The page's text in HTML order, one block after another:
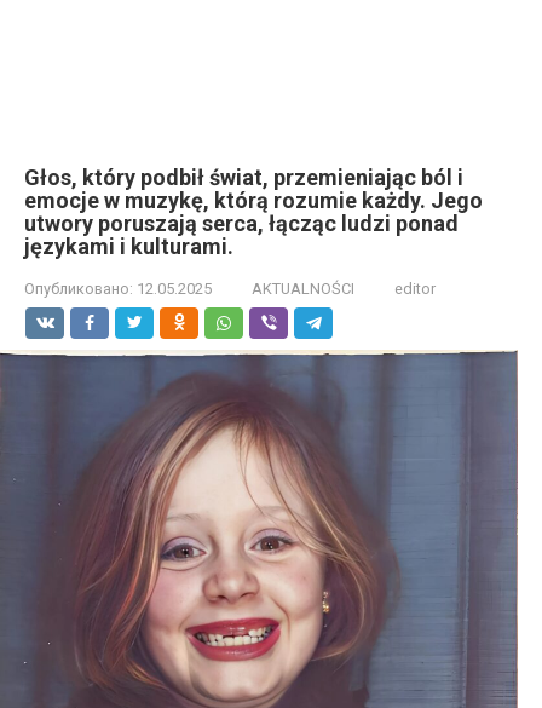
Głos, który podbił świat, przemieniając ból i
emocje w muzykę, którą rozumie każdy. Jego
utwory poruszają serca, łącząc ludzi ponad
językami i kulturami.
Опубликовано: 12.05.2025 AKTUALNOŚCI editor